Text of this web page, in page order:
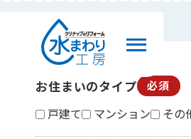
お住まいのタイプ 必須
戸建て マンション その